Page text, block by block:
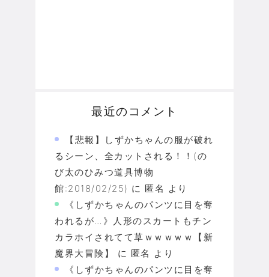
最近のコメント
【悲報】しずかちゃんの服が破れ
るシーン、全カットされる！！(の
び太のひみつ道具博物
館:2018/02/25) に 匿名 より
《しずかちゃんのパンツに目を奪
われるが…》人形のスカートもチン
カラホイされてて草ｗｗｗｗｗ【新
魔界大冒険】
に 匿名 より
《しずかちゃんのパンツに目を奪